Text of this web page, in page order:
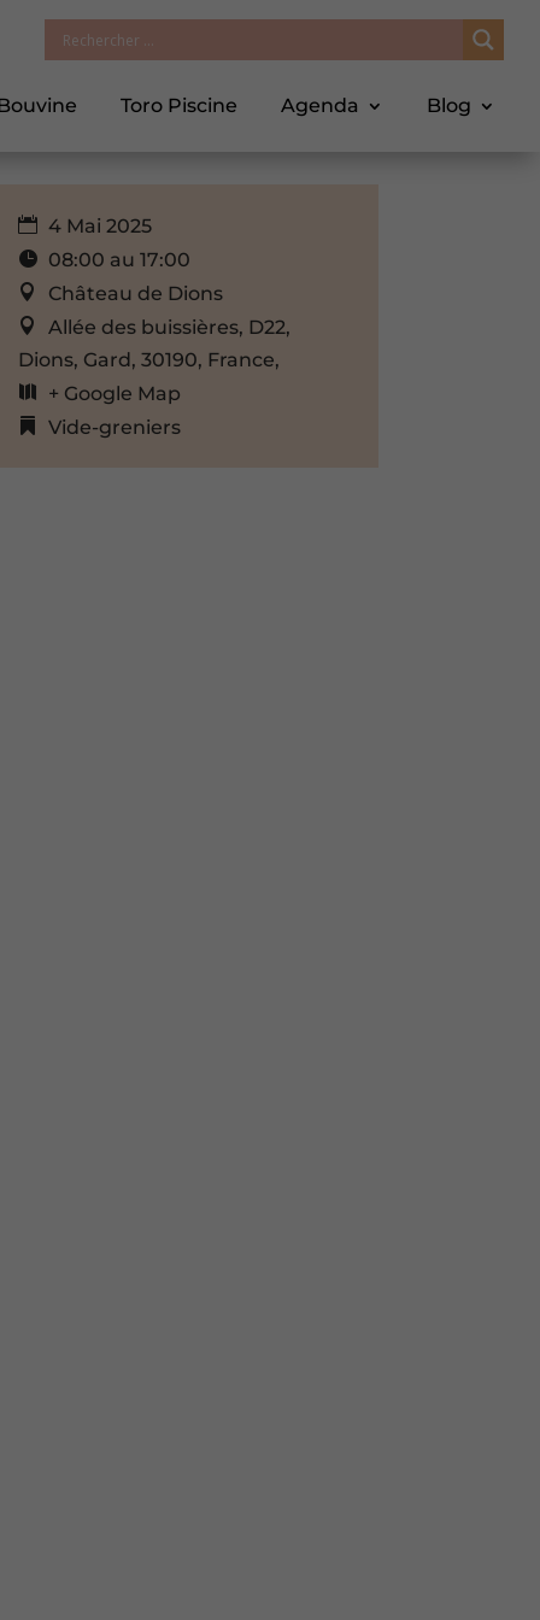
Toro Piscine Agenda Blog
4 Mai 2025
08:00 au 17:00
Château de Dions
Allée des buissières, D22,
Dions, Gard, 30190, France,
+ Google Map
Vide-greniers